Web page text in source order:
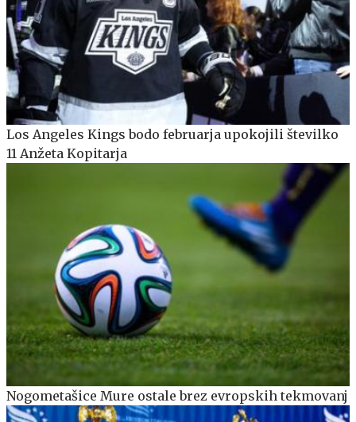
Los Angeles Kings bodo februarja upokojili številko
11 Anžeta Kopitarja
Nogometašice Mure ostale brez evropskih tekmovanj